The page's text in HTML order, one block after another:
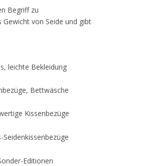
Begriff zu
von Seide und gibt
leichte Bekleidung
Bettwäsche
Kissenbezüge
Seidenkissenbezüge
Editionen